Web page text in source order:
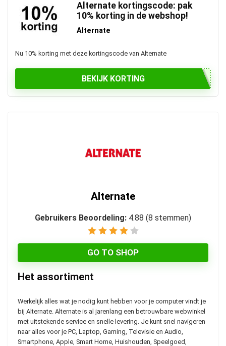
Alternate kortingscode: pak
10% korting in de webshop!
Alternate
Nu 10% korting met deze kortingscode van Alternate
BEKIJK KORTING
Alternate
Gebruikers Beoordeling: 4.88 (8 stemmen)
GO TO SHOP
Het assortiment
Werkelijk alles wat je nodig kunt hebben voor je computer vindt je
bij Alternate. Alternate is al jarenlang een betrouwbare webwinkel
met uitstekende service en snelle levering. Je kunt snel navigeren
naar alles voor je PC, Laptop, Gaming, Televisie en Audio,
Smartphone, Apple, Smart Home, Huishouden, Speelgoed,